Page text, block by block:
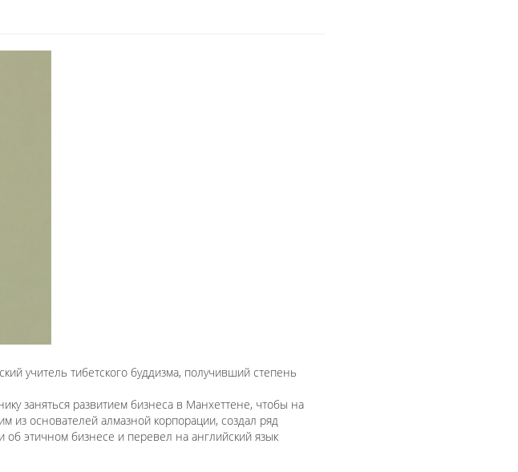
учитель тибетского буддизма, получивший степень
заняться развитием бизнеса в Манхеттене, чтобы на
из основателей алмазной корпорации, создал ряд
об этичном бизнесе и перевел на английский язык